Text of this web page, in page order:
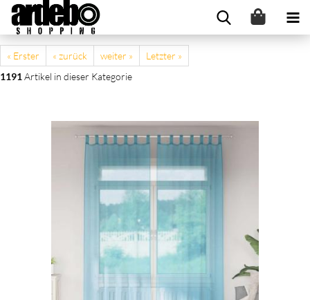
« Erster « zurück weiter »
Letzter »
1191Artikel in dieser Kategorie